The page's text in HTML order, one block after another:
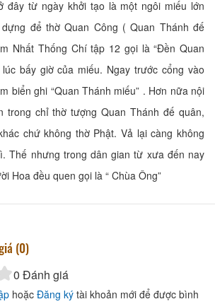
đây từ ngày khởi tạo là một ngôi miếu lớn
để thờ Quan Công ( Quan Thánh đế
Nhất Thống Chí tập 12 gọi là “Đền Quan
bấy giờ của miếu. Ngay trước cổng vào
biển ghi “Quan Thánh miếu” . Hơn nữa nội
trong chỉ thờ tượng Quan Thánh đế quân,
chứ không thờ Phật. Vả lại càng không
Thế nhưng trong dân gian từ xưa đến nay
Hoa đều quen gọi là “ Chùa Ông”
(0)
0 Đánh giá
hoặc Đăng ký tài khoản mới để được bình